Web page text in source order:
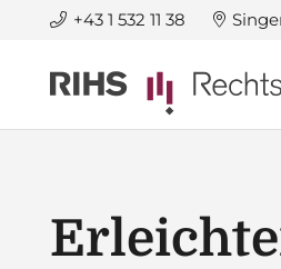
+43 1 532 11 38